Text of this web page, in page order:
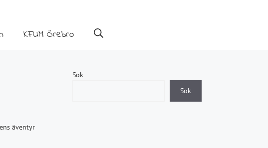
KFUM Örebro
äventyr
Sök
Sök